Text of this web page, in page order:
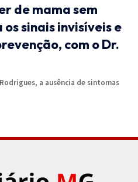
de mama sem
sinais invisíveis e
com o Dr.
a ausência de sintomas